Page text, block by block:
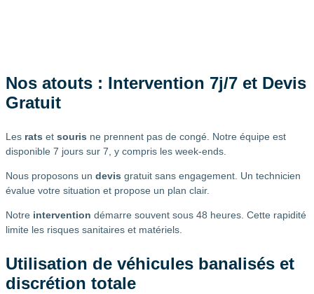
Nos atouts : Intervention 7j/7 et Devis
Gratuit
Les rats et souris ne prennent pas de congé. Notre équipe est
disponible 7 jours sur 7, y compris les week-ends.
Nous proposons un devis gratuit sans engagement. Un technicien
évalue votre situation et propose un plan clair.
Notre intervention démarre souvent sous 48 heures. Cette rapidité
limite les risques sanitaires et matériels.
Utilisation de véhicules banalisés et
discrétion totale